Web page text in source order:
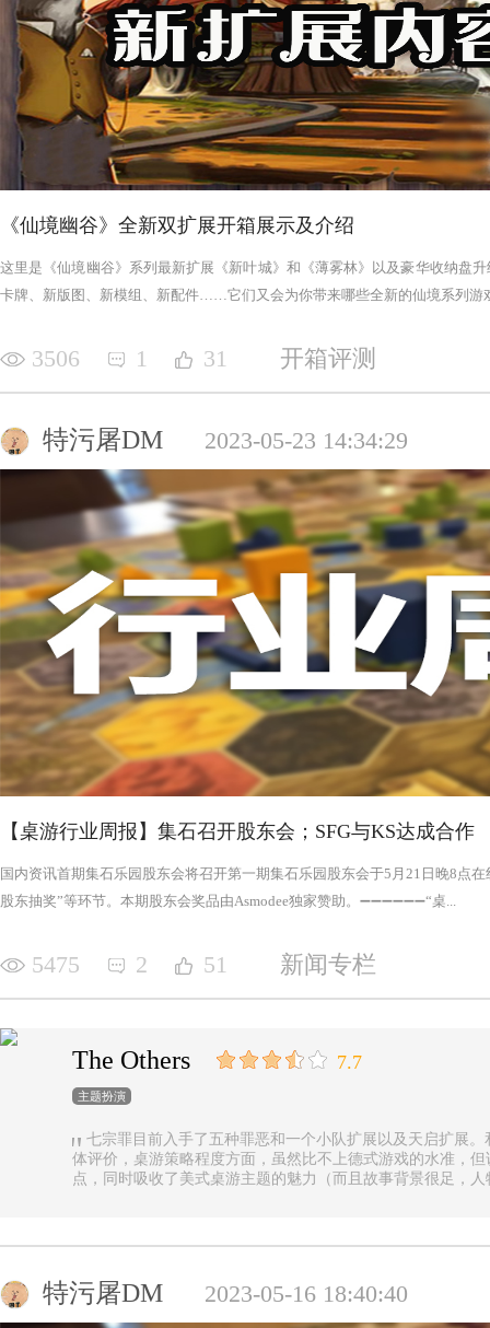
《仙境幽谷》全新双扩展开箱展示及介绍
这里是《仙境幽谷》系列最新扩展《新叶城》和《薄雾林》以及豪华收纳盘
卡牌、新版图、新模组、新配件……它们又会为你带来哪些全新的仙境系列游
3506 1 31 开箱评测
特污屠DM 2023-05-23 14:34:29
【桌游行业周报】集石召开股东会；SFG与KS达成合作
国内资讯首期集石乐园股东会将召开第一期集石乐园股东会于5月21日晚8点
股东抽奖”等环节。本期股东会奖品由Asmodee独家赞助。➖➖➖➖➖➖“桌...
5475 2 51 新闻专栏
The Others 7.7
主题扮演
七宗罪目前入手了五种罪恶和一个小队扩展以及天启扩展
体评价，桌游策略程度方面，虽然比不上德式游戏的水准，
点，同时吸收了美式桌游主题的魅力（而且故事背景很足，
事推进，化身降临，如若不慎，充满力量的化身必将索去英
罪恶中最有气势的，很不错，而作为拓展中的天启和天启四
特污屠DM 2023-05-16 18:40:40